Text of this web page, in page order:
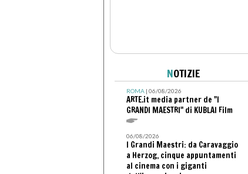
NOTIZIE
ROMA| 06/08/2026
ARTE.it media partner de "I
GRANDI MAESTRI" di KUBLAI Film
06/08/2026
I Grandi Maestri: da Caravaggio
a Herzog, cinque appuntamenti
al cinema con i giganti